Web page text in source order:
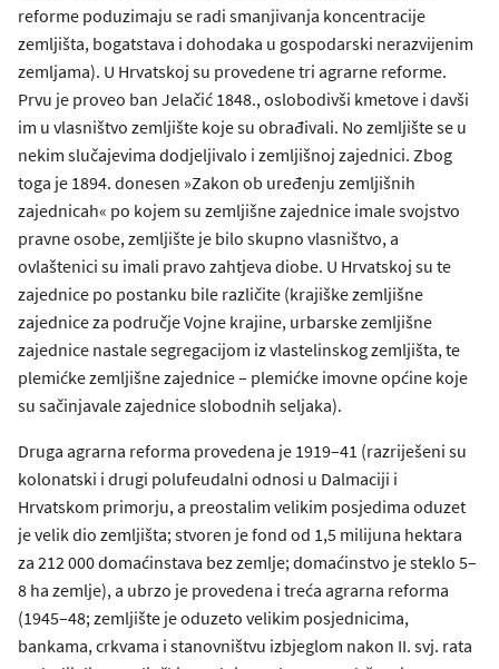
reforme poduzimaju se radi smanjivanja koncentracije
zemljišta, bogatstava i dohodaka u gospodarski nerazvijenim
zemljama). U Hrvatskoj su provedene tri agrarne reforme.
Prvu je proveo ban Jelačić 1848., oslobodivši kmetove i davši
im u vlasništvo zemljište koje su obrađivali. No zemljište se u
nekim slučajevima dodjeljivalo i zemljišnoj zajednici. Zbog
toga je 1894. donesen »Zakon ob uređenju zemljišnih
zajednicah« po kojem su zemljišne zajednice imale svojstvo
pravne osobe, zemljište je bilo skupno vlasništvo, a
ovlaštenici su imali pravo zahtjeva diobe. U Hrvatskoj su te
zajednice po postanku bile različite (krajiške zemljišne
zajednice za područje Vojne krajine, urbarske zemljišne
zajednice nastale segregacijom iz vlastelinskog zemljišta, te
plemićke zemljišne zajednice – plemićke imovne općine koje
su sačinjavale zajednice slobodnih seljaka).
Druga agrarna reforma provedena je 1919–41 (razriješeni su
kolonatski i drugi polufeudalni odnosi u Dalmaciji i
Hrvatskom primorju, a preostalim velikim posjedima oduzet
je velik dio zemljišta; stvoren je fond od 1,5 milijuna hektara
za 212 000 domaćinstava bez zemlje; domaćinstvo je steklo 5–
8 ha zemlje), a ubrzo je provedena i treća agrarna reforma
(1945–48; zemljište je oduzeto velikim posjednicima,
bankama, crkvama i stanovništvu izbjeglom nakon II. svj. rata